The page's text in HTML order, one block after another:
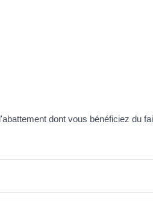
dont vous bénéficiez du